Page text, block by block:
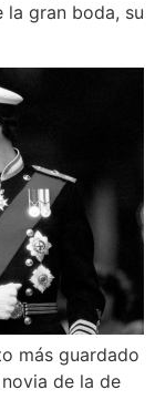
gran boda, su
más guardado
de la de